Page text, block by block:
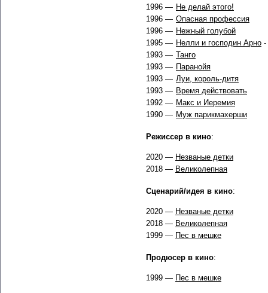
1996 — Не делай этого!
1996 — Опасная профессия
1996 — Нежный голубой
1995 — Нелли и господин Арно -
1993 — Танго
1993 — Паранойя
1993 — Луи, король-дитя
1993 — Время действовать
1992 — Макс и Иеремия
1990 — Муж парикмахерши
Режиссер в кино:
2020 — Незваные детки
2018 — Великолепная
Сценарий/идея в кино:
2020 — Незваные детки
2018 — Великолепная
1999 — Пес в мешке
Продюсер в кино:
1999 — Пес в мешке